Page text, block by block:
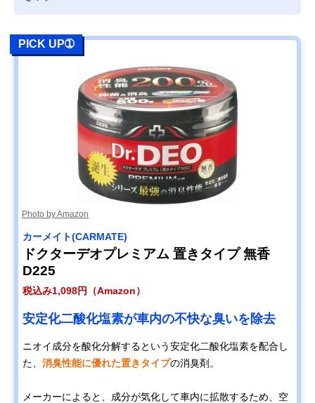
PICK UP➀
Photo by Amazon
カーメイト(CARMATE)
ドクターデオプレミアム 置きタイプ 無香
D225
税込み1,098円（Amazon）
安定化二酸化塩素が車内の不快な臭いを除去
ニオイ成分を酸化分解するという安定化二酸化塩素を配合し
た、 消臭性能に優れた置きタイプの消臭剤。
メーカーによると、成分が気化して車内に拡散するため、空